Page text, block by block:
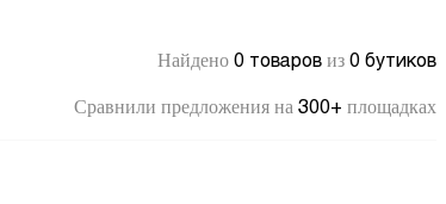
Найдено 0 товаров из 0 бутиков
Сравнили предложения на 300+ площадках